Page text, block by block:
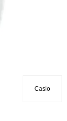
Casio